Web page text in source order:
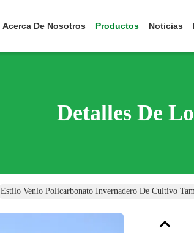
Acerca De Nosotros Productos Noticias
Detalles De
Estilo Venlo Policarbonato Invernadero De Cultivo